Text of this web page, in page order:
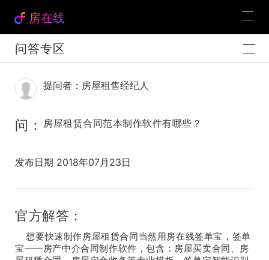
房在线
问答专区
提问者：房屋租售经纪人
问： 房屋租赁合同范本制作软件有哪些？
发布日期 2018年07月23日
官方解答：
想要快速制作房屋租赁合同当然用房在线签单宝，签单
宝——房产中介合同制作软件，包含：房屋买卖合同、房